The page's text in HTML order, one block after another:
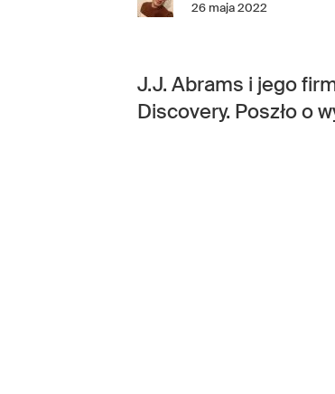
26 maja 2022
J.J. Abrams i jego
Discovery. Poszło o